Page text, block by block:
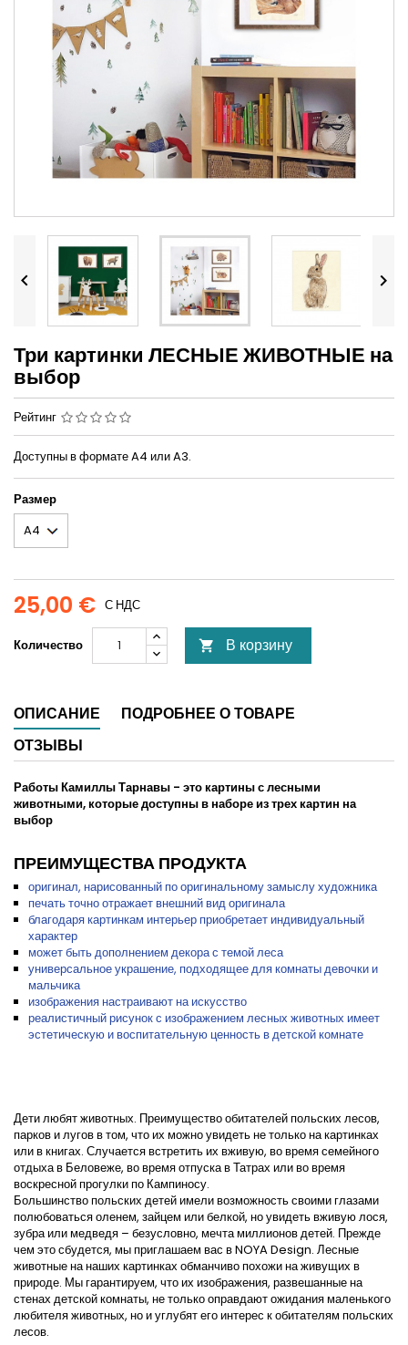
 
Три картинки ЛЕСНЫЕ ЖИВОТНЫЕ на
выбор
Рейтинг
Доступны в формате A4 или A3.
Размер
25,00 € С НДС
Количество  В корзину
ОПИСАНИЕ
ПОДРОБНЕЕ О ТОВАРЕ
ОТЗЫВЫ
Работы Камиллы Тарнавы - это картины с лесными
животными, которые доступны в наборе из трех картин на
выбор
ПРЕИМУЩЕСТВА ПРОДУКТА
оригинал, нарисованный по оригинальному замыслу художника
печать точно отражает внешний вид оригинала
благодаря картинкам интерьер приобретает индивидуальный
характер
может быть дополнением декора с темой леса
универсальное украшение, подходящее для комнаты девочки и
мальчика
изображения настраивают на искусство
реалистичный рисунок с изображением лесных животных имеет
эстетическую и воспитательную ценность в детской комнате
Дети любят животных. Преимущество обитателей польских лесов,
парков и лугов в том, что их можно увидеть не только на картинках
или в книгах. Случается встретить их вживую, во время семейного
отдыха в Беловеже, во время отпуска в Татрах или во время
воскресной прогулки по Кампиносу.
Большинство польских детей имели возможность своими глазами
полюбоваться оленем, зайцем или белкой, но увидеть вживую лося,
зубра или медведя – безусловно, мечта миллионов детей. Прежде
чем это сбудется, мы приглашаем вас в NOYA Design. Лесные
животные на наших картинках обманчиво похожи на живущих в
природе. Мы гарантируем, что их изображения, развешанные на
стенах детской комнаты, не только оправдают ожидания маленького
любителя животных, но и углубят его интерес к обитателям польских
лесов.